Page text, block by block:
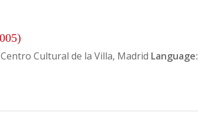
Centro Cultural de la Villa, Madrid Language: